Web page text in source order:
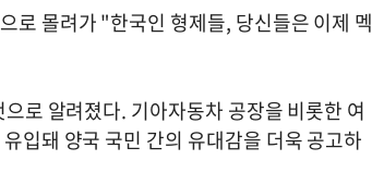
로 몰려가 "한국인 형제들, 당신들은 이제 멕
로 알려졌다. 기아자동차 공장을 비롯한 여
입돼 양국 국민 간의 유대감을 더욱 공고하